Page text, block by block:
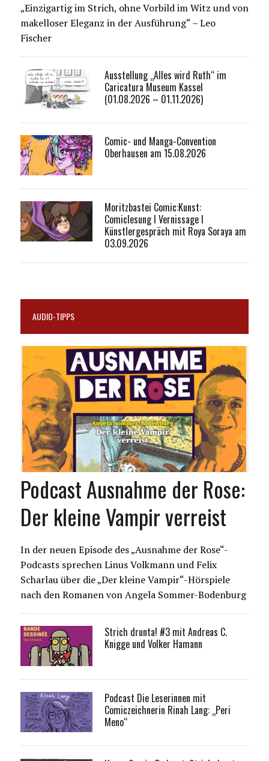
„Einzigartig im Strich, ohne Vorbild im Witz und von
makelloser Eleganz in der Ausführung“ – Leo
Fischer
Ausstellung „Alles wird Ruth“ im
Caricatura Museum Kassel
(01.08.2026 – 01.11.2026)
Comic- und Manga-Convention
Oberhausen am 15.08.2026
Moritzbastei Comic:Kunst:
Comiclesung I Vernissage I
Künstlergespräch mit Roya Soraya am
03.09.2026
AUDIO-TIPPS
Podcast Ausnahme der Rose:
Der kleine Vampir verreist
In der neuen Episode des „Ausnahme der Rose“-
Podcasts sprechen Linus Volkmann und Felix
Scharlau über die „Der kleine Vampir“-Hörspiele
nach den Romanen von Angela Sommer-Bodenburg
Strich drunta! #3 mit Andreas C.
Knigge und Volker Hamann
Podcast Die Leserinnen mit
Comiczeichnerin Rinah Lang: „Peri
Meno“